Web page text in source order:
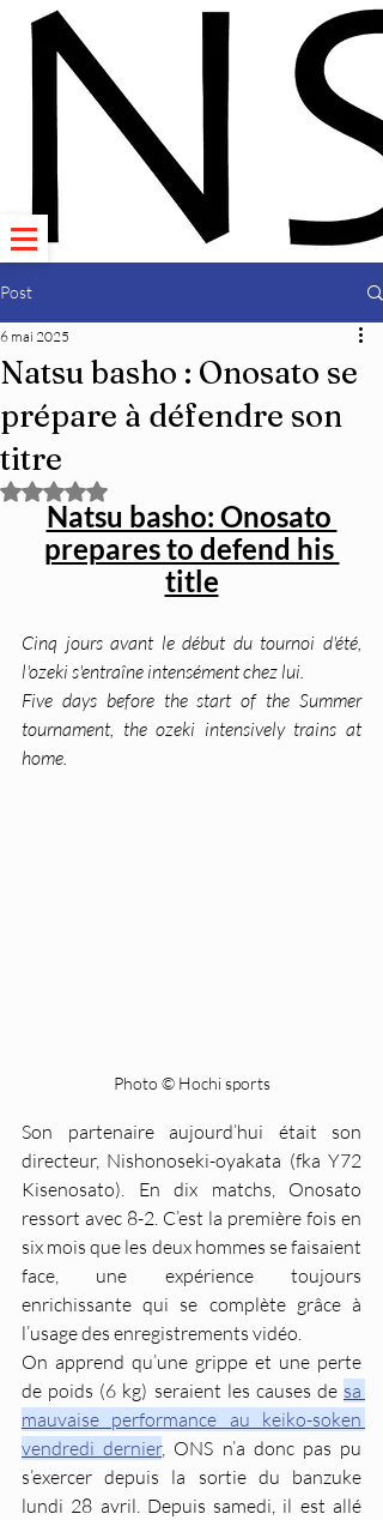
Post
Natsu basho : Onosato se
prépare à défendre son
titre
6 mai 2025
Noté NaN étoiles sur 5.
Natsu basho: Onosato
prepares to defend his
title
Cinq jours avant le début du tournoi d'été,
l'ozeki s'entraîne intensément chez lui.
Five days before the start of the Summer
tournament, the ozeki intensively trains at
home.
Photo © Hochi sports
Son partenaire aujourd’hui était son
directeur, Nishonoseki-oyakata (fka Y72
Kisenosato). En dix matchs, Onosato
ressort avec 8-2. C’est la première fois en
six mois que les deux hommes se faisaient
face, une expérience toujours
enrichissante qui se complète grâce à
l’usage des enregistrements vidéo.
On apprend qu’une grippe et une perte
de poids (6 kg) seraient les causes de sa
mauvaise performance au keiko-soken
vendredi dernier, ONS n’a donc pas pu
s’exercer depuis la sortie du banzuke
lundi 28 avril. Depuis samedi, il est allé